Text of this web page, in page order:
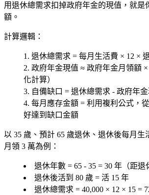
用退休總需求扣掉政府年金的現值，就是
額。
計算邏輯：
退休總需求 = 每月生活費 × 12 ×
政府年金現值 ≈ 政府年金月領額
化計算）
自備缺口 = 退休總需求 - 政府年
每月應存金額 = 利用複利公式，
好達到缺口金額
以 35 歲、預計 65 歲退休、退休後每月生
月領 3 萬為例：
退休年數 = 65 - 35 = 30 年（距退
退休後活到 80 歲 = 活 15 年
退休總需求 = 40,000 × 12 × 15 =